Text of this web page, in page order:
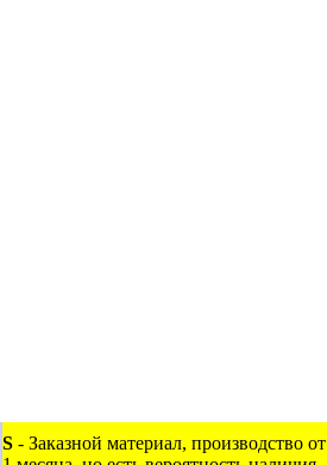
S - Заказной материал, производство от